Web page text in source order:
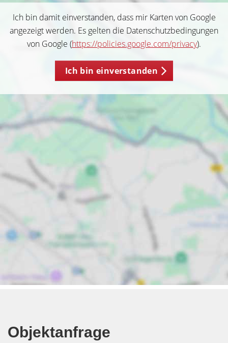
Ich bin damit einverstanden, dass mir Karten von Google
angezeigt werden. Es gelten die Datenschutzbedingungen
von Google (https://policies.google.com/privacy).
Ich bin einverstanden
Objektanfrage